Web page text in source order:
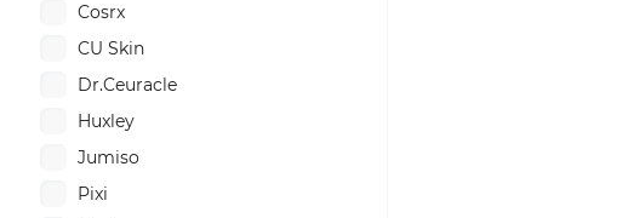
Cosrx
CU Skin
Dr.Ceuracle
Huxley
Jumiso
Pixi